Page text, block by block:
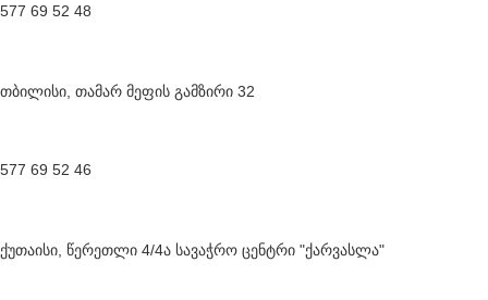
577 69 52 48
თბილისი, თამარ მეფის გამზირი 32
577 69 52 46
ქუთაისი, წერეთლი 4/4ა სავაჭრო ცენტრი "ქარვასლა"